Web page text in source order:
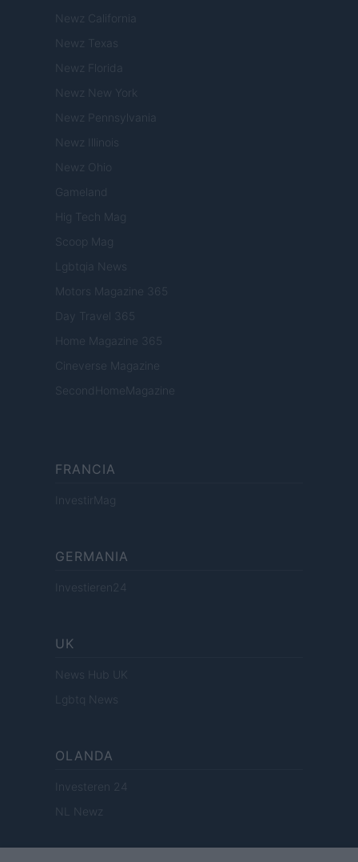
Newz California
Newz Texas
Newz Florida
Newz New York
Newz Pennsylvania
Newz Illinois
Newz Ohio
Gameland
Hig Tech Mag
Scoop Mag
Lgbtqia News
Motors Magazine 365
Day Travel 365
Home Magazine 365
Cineverse Magazine
SecondHomeMagazine
FRANCIA
InvestirMag
GERMANIA
Investieren24
UK
News Hub UK
Lgbtq News
OLANDA
Investeren 24
NL Newz